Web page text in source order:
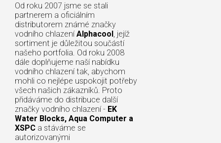
Od roku 2007 jsme se stali
partnerem a oficiálním
distributorem známé značky
vodního chlazení Alphacool, jejíž
sortiment je důležitou součástí
našeho portfolia. Od roku 2008
dále doplňujeme naší nabídku
vodního chlazení tak, abychom
mohli co nejlépe uspokojit potřeby
všech našich zákazníků. Proto
přidáváme do distribuce další
značky vodního chlazení - EK
Water Blocks, Aqua Computer a
XSPC a stáváme se
autorizovanými